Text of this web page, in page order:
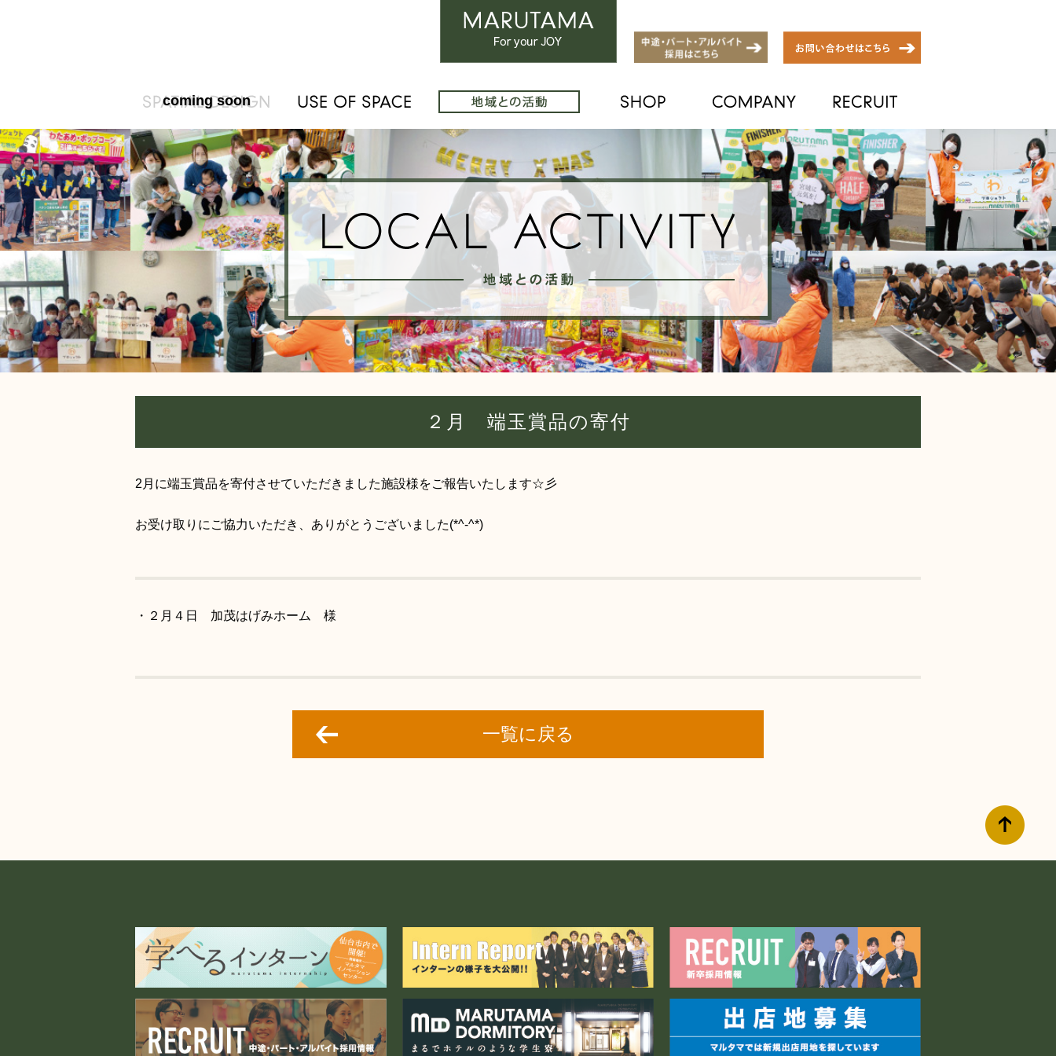
SPATIAL DESIGN -空間デザイン-USE OF SPACE-空間の活用-LOCAL ACTIVITY -地域との活動-
SHOP-店舗紹介-
２月 端玉賞品の寄付
2月に端玉賞品を寄付させていただきました施設様をご報告いたします☆彡
お受け取りにご協力いただき、ありがとうございました(*^-^*)
・２月４日 加茂はげみホーム 様
一覧に戻る